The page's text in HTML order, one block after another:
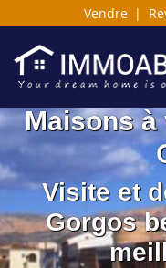
Vendre |
Maisons à
Visite et
Gorgos